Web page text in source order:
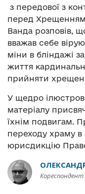
з передової з
перед Хрещенням
Ванда розповів,
вважав себе
міни в бліндажі
життя
прийняти
У щедро
матеріалу
їхнім подвигам.
переходу храму в
юрисдикцію